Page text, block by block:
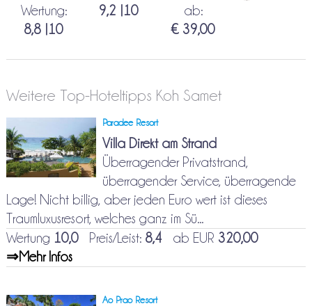
Wertung:
8,8 |10
9,2 |10
ab:
€ 39,00
Weitere Top-Hoteltipps Koh Samet
Paradee Resort
Villa Direkt am Strand
Überragender Privatstrand,
überragender Service, überragende
Lage! Nicht billig, aber jeden Euro wert ist dieses
Traumluxusresort, welches ganz im Sü...
Wertung 10,0Preis/Leist: 8,4ab EUR 320,00
⇒Mehr Infos
Ao Prao Resort